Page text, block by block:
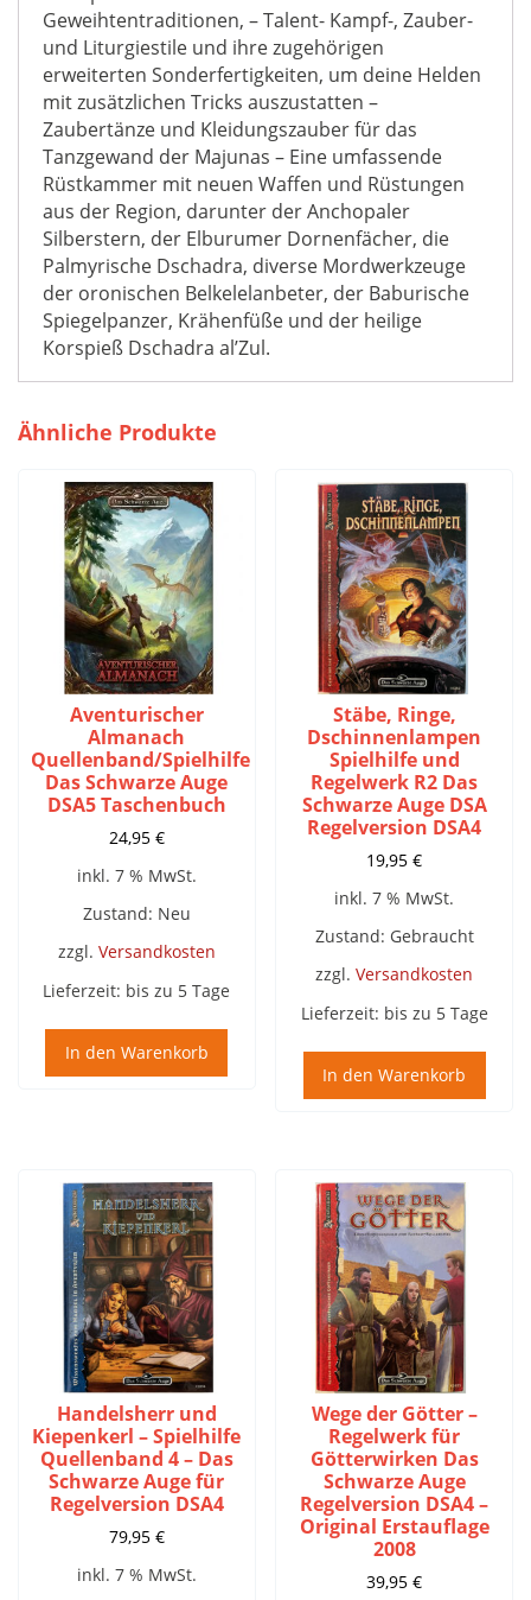
Geweihtentraditionen, – Talent- Kampf-, Zauber-
und Liturgiestile und ihre zugehörigen
erweiterten Sonderfertigkeiten, um deine Helden
mit zusätzlichen Tricks auszustatten –
Zaubertänze und Kleidungszauber für das
Tanzgewand der Majunas – Eine umfassende
Rüstkammer mit neuen Waffen und Rüstungen
aus der Region, darunter der Anchopaler
Silberstern, der Elburumer Dornenfächer, die
Palmyrische Dschadra, diverse Mordwerkzeuge
der oronischen Belkelelanbeter, der Baburische
Spiegelpanzer, Krähenfüße und der heilige
Korspieß Dschadra al’Zul.
Ähnliche Produkte
Aventurischer
Almanach
Quellenband/Spielhilfe
Das Schwarze Auge
DSA5 Taschenbuch
24,95 €
inkl. 7 % MwSt.
Zustand: Neu
zzgl. Versandkosten
Lieferzeit: bis zu 5 Tage
In den Warenkorb
Stäbe, Ringe,
Dschinnenlampen
Spielhilfe und
Regelwerk R2 Das
Schwarze Auge DSA
Regelversion DSA4
19,95€
inkl. 7 % MwSt.
Zustand: Gebraucht
zzgl.Versandkosten
Lieferzeit: bis zu 5 Tage
In den Warenkorb
Handelsherr und
Kiepenkerl – Spielhilfe
Quellenband 4 – Das
Schwarze Auge für
Regelversion DSA4
79,95 €
inkl. 7 % MwSt.
Wege der Götter –
Regelwerk für
Götterwirken Das
Schwarze Auge
Regelversion DSA4 –
Original Erstauflage
2008
39,95€